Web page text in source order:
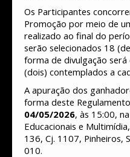
Os Participantes
Promoção por meio de
realizado ao final do
serão selecionados 18
forma de divulgação
(dois) contemplados a
A apuração dos
forma deste
04/05/2026, às 15:00,
Educacionais e
136, Cj. 1107, Pinheiros,
010.